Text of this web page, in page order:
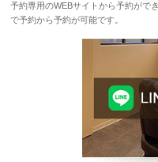
予約専用のWEBサイトから予約がで
で予約から予約が可能です。